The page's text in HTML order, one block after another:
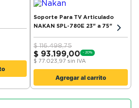
Soporte Para TV Articulado
NAKAN SPL-780E 23" a 75"
$116.498,75
$ 93.199,00 - 20%
$ 77.023,97 sin IVA
Agregar al carrito